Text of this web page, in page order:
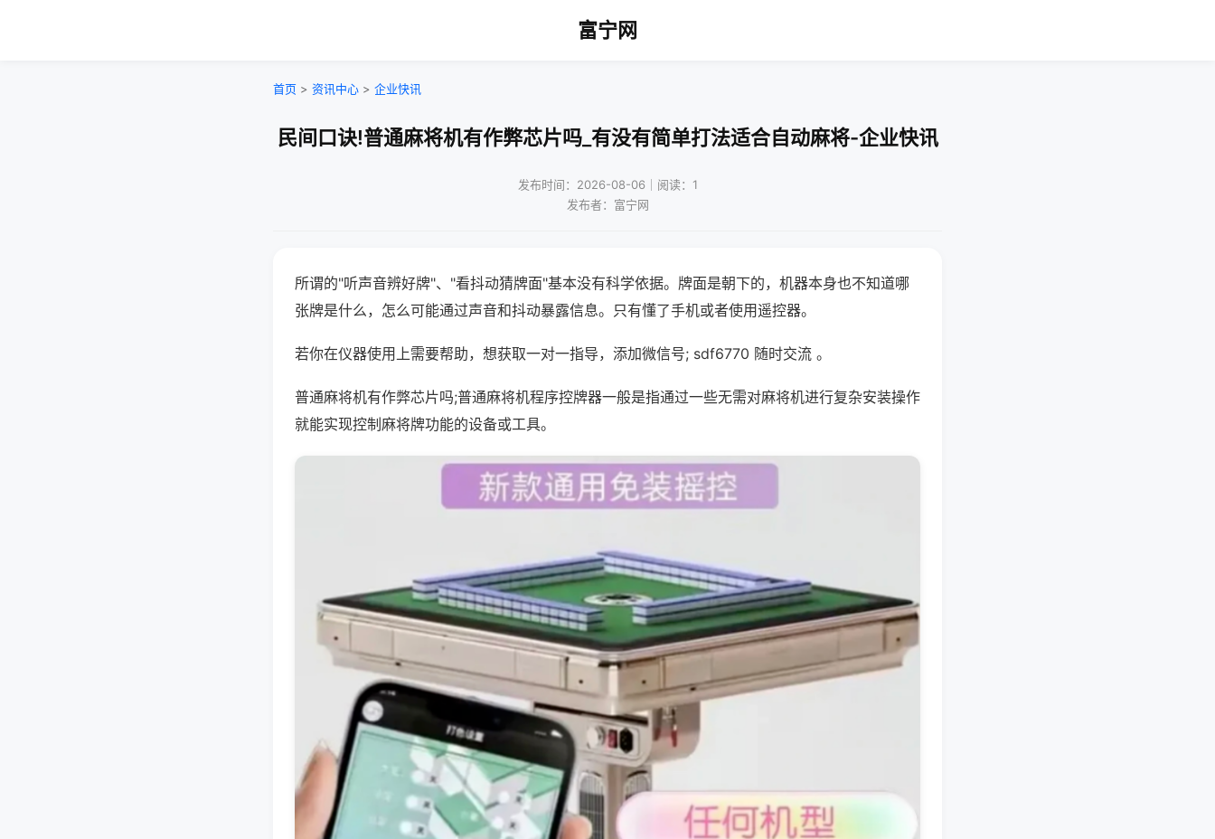
富宁网
首页 > 资讯中心 > 企业快讯
民间口诀!普通麻将机有作弊芯片吗_有没有简单打法适合自动麻将-企业快讯
发布时间：2026-08-06｜阅读：1
发布者：富宁网
所谓的"听声音辨好牌"、"看抖动猜牌面"基本没有科学依据。牌面是朝下的，机器本身也不知道哪
张牌是什么，怎么可能通过声音和抖动暴露信息。只有懂了手机或者使用遥控器。
若你在仪器使用上需要帮助，想获取一对一指导，添加微信号; sdf6770 随时交流 。
普通麻将机有作弊芯片吗;普通麻将机程序控牌器一般是指通过一些无需对麻将机进行复杂安装操作
就能实现控制麻将牌功能的设备或工具。